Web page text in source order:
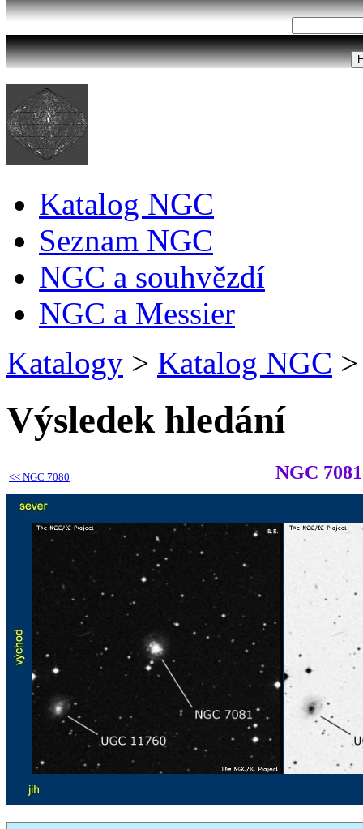
Katalog NGC
Seznam NGC
NGC a souhvězdí
NGC a Messier
Katalogy > Katalog NGC >
Výsledek hledání
<< NGC 7080 NGC 7081